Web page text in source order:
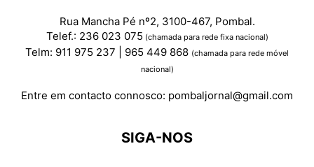
Rua Mancha Pé nº2, 3100-467, Pombal.
Telef.: 236 023 075 (chamada para rede fixa nacional)
Telm: 911 975 237 | 965 449 868 (chamada para rede móvel
nacional)
Entre em contacto connosco: pombaljornal@gmail.com
SIGA-NOS